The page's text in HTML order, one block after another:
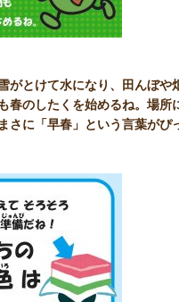
とけて水になり、田んぼや
のしたくを始めるね。場所
に「早春」という言葉がぴ